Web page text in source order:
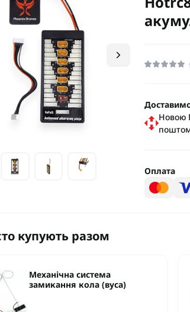
Новою
Оплата
купують разом
Механічна система
замикання кола (вуса)